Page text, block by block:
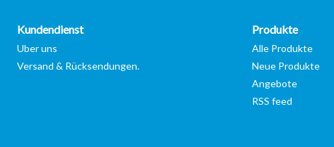
Kundendienst
Uber uns
Versand & Rücksendungen.
Produkte
Alle Produkte
Neue Produkte
Angebote
RSS feed